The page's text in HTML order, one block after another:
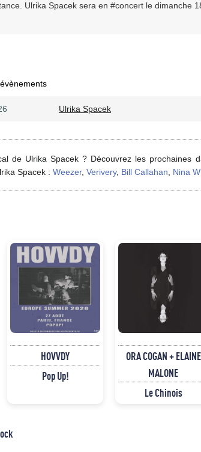
Ulrika Spacek sera en #concert le dimanche
Ulrika Spacek
de Ulrika Spacek ? Découvrez les prochaines
Spacek : Weezer, Verivery, Bill Callahan Nina
HOVVDY
Pop Up!
ORA COGAN + ELAINE
MALONE
Le Chinois